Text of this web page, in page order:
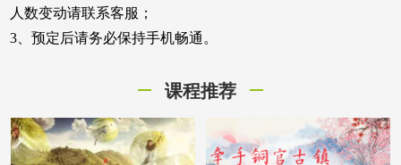
人数变动请联系客服；
3、预定后请务必保持手机畅通。
课程推荐